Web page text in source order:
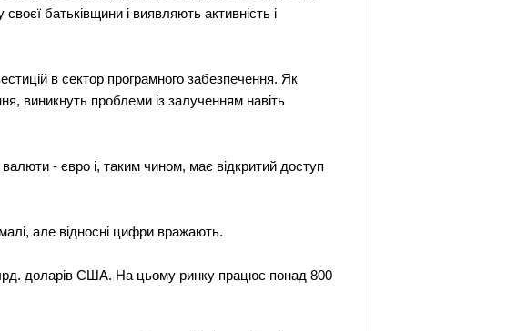
батьківщини і виявляють активність і
в сектор програмного забезпечення. Як
виникнуть проблеми із залученням навіть
- євро і, таким чином, має відкритий доступ
але відносні цифри вражають.
доларів США. На цьому ринку працює понад 800